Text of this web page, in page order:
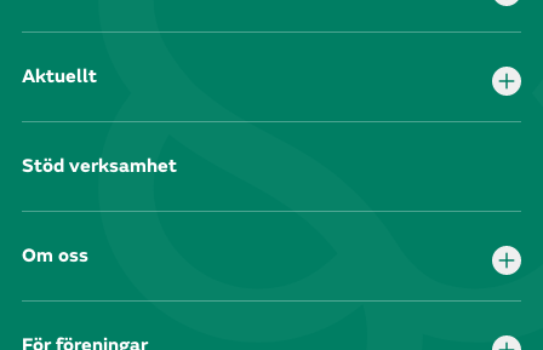
Aktuellt
Stöd verksamhet
Om oss
För föreningar